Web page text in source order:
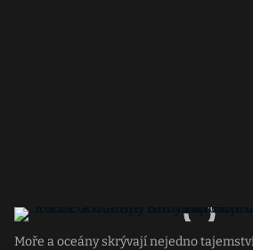
Moře a oceány skrývají nejedno